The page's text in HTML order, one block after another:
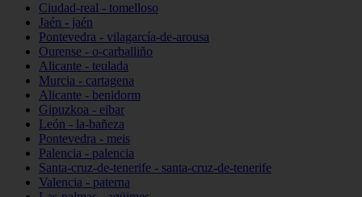
Ciudad-real - tomelloso
Jaén - jaén
Pontevedra - vilagarcía-de-arousa
Ourense - o-carballiño
Alicante - teulada
Murcia - cartagena
Alicante - benidorm
Gipuzkoa - eibar
León - la-bañeza
Pontevedra - meis
Palencia - palencia
Santa-cruz-de-tenerife - santa-cruz-de-tenerife
Valencia - paterna